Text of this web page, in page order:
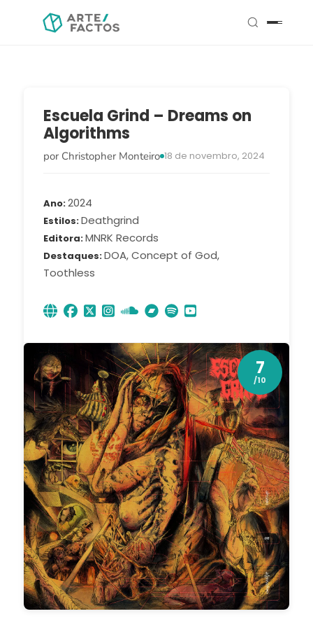
Escuela Grind – Dreams on
Algorithms
por Christopher Monteiro 18 de novembro, 2024
Ano 2024
Estilos Deathgrind
Editora MNRK Records
Destaques DOA, Concept of God,
Toothless
7
/10